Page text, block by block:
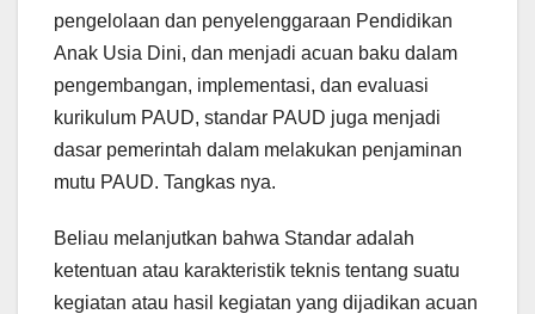
pengelolaan dan penyelenggaraan Pendidikan
Anak Usia Dini, dan menjadi acuan baku dalam
pengembangan, implementasi, dan evaluasi
kurikulum PAUD, standar PAUD juga menjadi
dasar pemerintah dalam melakukan penjaminan
mutu PAUD. Tangkas nya.
Beliau melanjutkan bahwa Standar adalah
ketentuan atau karakteristik teknis tentang suatu
kegiatan atau hasil kegiatan yang dijadikan acuan